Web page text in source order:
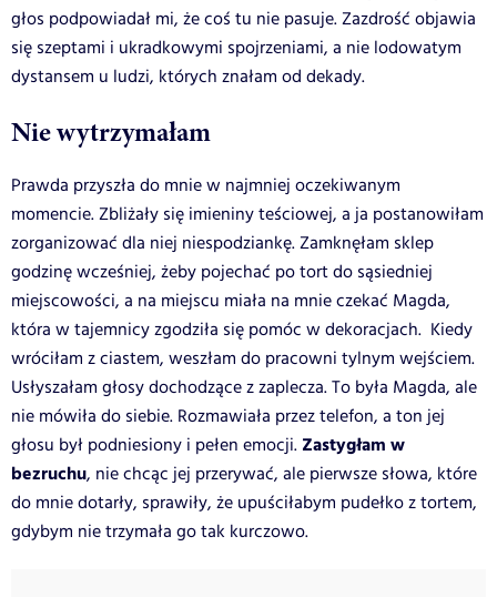
głos podpowiadał mi, że coś tu nie pasuje. Zazdrość objawia
się szeptami i ukradkowymi spojrzeniami, a nie lodowatym
dystansem u ludzi, których znałam od dekady.
Nie wytrzymałam
Prawda przyszła do mnie w najmniej oczekiwanym
momencie. Zbliżały się imieniny teściowej, a ja postanowiłam
zorganizować dla niej niespodziankę. Zamknęłam sklep
godzinę wcześniej, żeby pojechać po tort do sąsiedniej
miejscowości, a na miejscu miała na mnie czekać Magda,
która w tajemnicy zgodziła się pomóc w dekoracjach. Kiedy
wróciłam z ciastem, weszłam do pracowni tylnym wejściem.
Usłyszałam głosy dochodzące z zaplecza. To była Magda, ale
nie mówiła do siebie. Rozmawiała przez telefon, a ton jej
głosu był podniesiony i pełen emocji. Zastygłam w
bezruchu, nie chcąc jej przerywać, ale pierwsze słowa, które
do mnie dotarły, sprawiły, że upuściłabym pudełko z tortem,
gdybym nie trzymała go tak kurczowo.